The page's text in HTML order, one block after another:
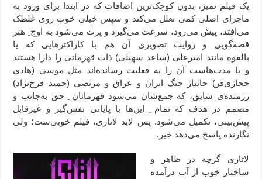
یک فیلم تمیز، بدون کوچک‌ترین اضافات که در ابتدا برای ورود به
ماجرای اصلی کمی تعلل می‌کند و سپس خیلی خوب روی غلطک
می‌افتد،‌ پیش می‌رود، سرعت می‌گیرد و پرت می‌شود به اوج ِ هنر
قصه‌گویی و روایت تصویری آن هم با کاراکترهایی که یا
بالقوه مانند امیرعلی (ساعد سهیلی) ذات قهرمانی را دارا هستند
و یا مدت‌هاست آن را به فعلیت رسانده‌اند مثل موسی (هادی
حجازی‌فر) جانباز جنگ ایران و عراق و مرتضی (حمید فرخ‌نژاد)
رزمنده‌ی سابق، که جمع‌شان می‌شود قهرمانان ِ حق به‌جانب و
مصمم در هدف که تمام ِ این‌ها با پایانی نفس‌گیر و غیرقابل
پیش‌بینی، تکمیل می‌شود. پس لابد لاتاری، فیلم خوبی‌ست؛ ولی
نگارنده پاسخ می‌دهد خیر.
لاتاری گرچه در ظاهر و
ساختار خوب از آب درآمده